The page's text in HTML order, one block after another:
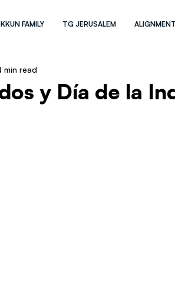
FAMILY TG JERUSALEM ALIGNMENT
y Día de la
min read